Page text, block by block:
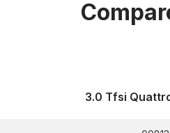
3.0 Tfsi